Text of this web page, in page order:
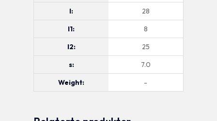
l: 28
l1: 8
l2: 25
s: 7.0
Weight: -